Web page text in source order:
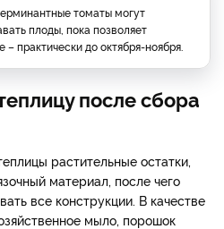
томаты могут
плоды, пока позволяет
практически до октября-ноября.
после сбора
растительные остатки,
материал, после чего
все конструкции. В качестве
мыло, порошок